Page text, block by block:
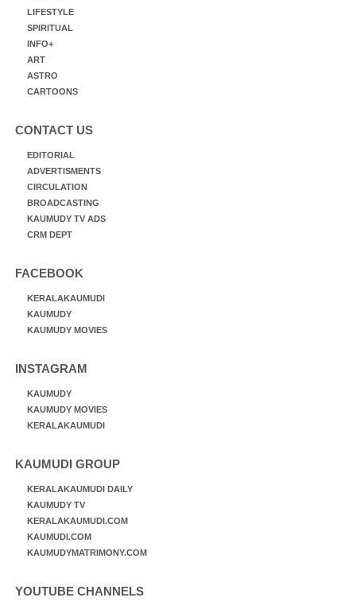
LIFESTYLE
SPIRITUAL
INFO+
ART
ASTRO
CARTOONS
CONTACT US
EDITORIAL
ADVERTISMENTS
CIRCULATION
BROADCASTING
KAUMUDY TV ADS
CRM DEPT
FACEBOOK
KERALAKAUMUDI
KAUMUDY
KAUMUDY MOVIES
INSTAGRAM
KAUMUDY
KAUMUDY MOVIES
KERALAKAUMUDI
KAUMUDI GROUP
KERALAKAUMUDI DAILY
KAUMUDY TV
KERALAKAUMUDI.COM
KAUMUDI.COM
KAUMUDYMATRIMONY.COM
YOUTUBE CHANNELS